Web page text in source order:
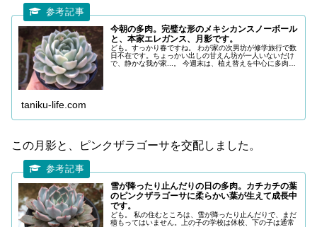
今朝の多肉。完璧な形のメキシカンスノーボール
と、本家エレガンス、月影です。
ども。すっかり春ですね。 わが家の次男坊が修学旅行で数
日不在です。ちょっかい出しの甘えん坊が一人いないだけ
で、静かな我が家...。 今週末は、植え替えを中心に多肉ご
taniku-life.com
この月影と、ピンクザラゴーサを交配しました。
雪が降ったり止んだりの日の多肉。カチカチの葉
のピンクザラゴーサに柔らかい葉が生えて成長中
です。
ども。 私の住むところは、雪が降ったり止んだりで、まだ
積もってはいません。上の子の学校は休校、下の子は通常